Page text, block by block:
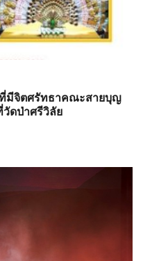
มีจิตศรัทธาคณะสายบุญ
ดป่าศรีวิลัย